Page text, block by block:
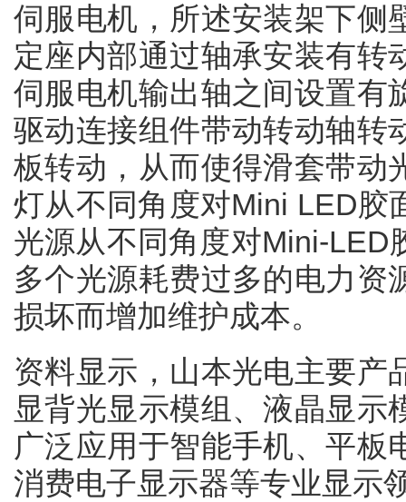
伺服电机，所述安装架下侧
定座内部通过轴承安装有转
伺服电机输出轴之间设置有
驱动连接组件带动转动轴转
板转动，从而使得滑套带动
灯从不同角度对Mini LED胶
光源从不同角度对Mini-LED
多个光源耗费过多的电力资
损坏而增加维护成本。
资料显示，山本光电主要产
显背光显示模组、液晶显示
广泛应用于智能手机、平板
消费电子显示器等专业显示